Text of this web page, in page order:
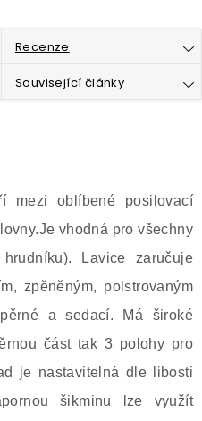
Recenze
Související články
mezi oblíbené posilovací
vhodná pro všechny
Lavice zaručuje
zpěněným, polstrovaným
a sedací. Má široké
část tak 3 polohy pro
je nastavitelná dle libosti
šikminu lze využít